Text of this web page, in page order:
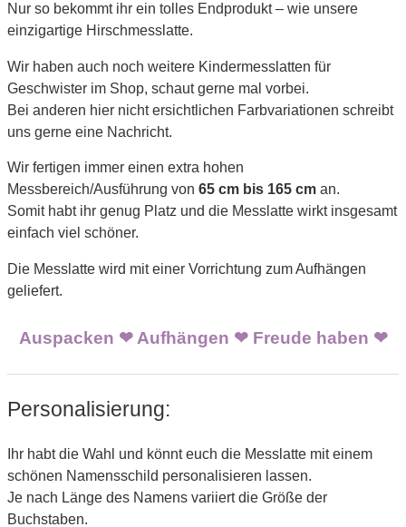
Nur so bekommt ihr ein tolles Endprodukt – wie unsere
einzigartige Hirschmesslatte.
Wir haben auch noch weitere Kindermesslatten für
Geschwister im Shop, schaut gerne mal vorbei.
Bei anderen hier nicht ersichtlichen Farbvariationen schreibt
uns gerne eine Nachricht.
Wir fertigen immer einen extra hohen
Messbereich/Ausführung von 65 cm bis 165 cm an.
Somit habt ihr genug Platz und die Messlatte wirkt insgesamt
einfach viel schöner.
Die Messlatte wird mit einer Vorrichtung zum Aufhängen
geliefert.
Auspacken ❤ Aufhängen ❤ Freude haben ❤
Personalisierung:
Ihr habt die Wahl und könnt euch die Messlatte mit einem
schönen Namensschild personalisieren lassen.
Je nach Länge des Namens variiert die Größe der
Buchstaben.